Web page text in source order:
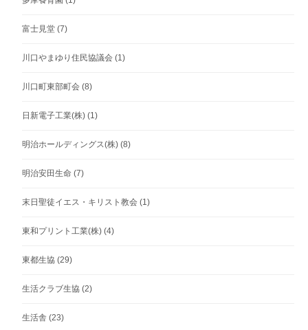
富士見堂 (7)
川口やまゆり住民協議会 (1)
川口町東部町会 (8)
日新電子工業(株) (1)
明治ホールディングス(株) (8)
明治安田生命 (7)
末日聖徒イエス・キリスト教会 (1)
東和プリント工業(株) (4)
東都生協 (29)
生活クラブ生協 (2)
生活舎 (23)